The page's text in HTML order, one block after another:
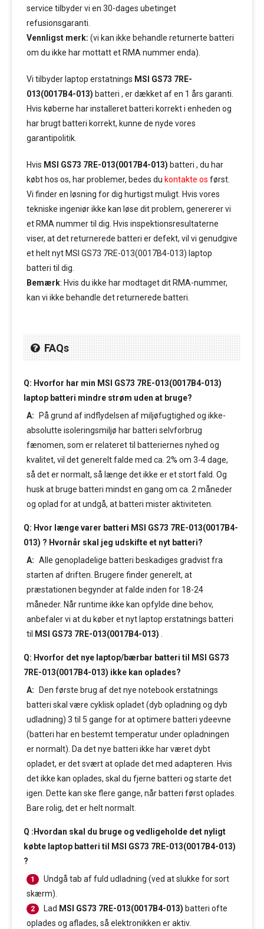
service tilbyder vi en 30-dages ubetinget
refusionsgaranti.
Vennligst merk: (vi kan ikke behandle returnerte batteri
om du ikke har mottatt et RMA nummer enda).
Vi tilbyder laptop erstatnings MSI GS73 7RE-
013(0017B4-013) batteri , er dækket af en 1 års garanti.
Hvis køberne har installeret batteri korrekt i enheden og
har brugt batteri korrekt, kunne de nyde vores
garantipolitik.
Hvis MSI GS73 7RE-013(0017B4-013) batteri , du har
købt hos os, har problemer, bedes du kontakte os først.
Vi finder en løsning for dig hurtigst muligt. Hvis vores
tekniske ingeniør ikke kan løse dit problem, genererer vi
et RMA nummer til dig. Hvis inspektionsresultaterne
viser, at det returnerede batteri er defekt, vil vi genudgive
et helt nyt MSI GS73 7RE-013(0017B4-013) laptop
batteri til dig.
Bemærk: Hvis du ikke har modtaget dit RMA-nummer,
kan vi ikke behandle det returnerede batteri.
FAQs
Q: Hvorfor har min MSI GS73 7RE-013(0017B4-013)
laptop batteri mindre strøm uden at bruge?
A:
På grund af indflydelsen af miljøfugtighed og ikke-
absolutte isoleringsmiljø har batteri selvforbrug
fænomen, som er relateret til batteriernes nyhed og
kvalitet, vil det generelt falde med ca. 2% om 3-4 dage,
så det er normalt, så længe det ikke er et stort fald. Og
husk at bruge batteri mindst en gang om ca. 2 måneder
og oplad for at undgå, at batteri mister aktiviteten.
Q: Hvor længe varer batteri MSI GS73 7RE-013(0017B4-
013) ? Hvornår skal jeg udskifte et nyt batteri?
A: Alle genopladelige batteri beskadiges gradvist fra
starten af driften. Brugere finder generelt, at
præstationen begynder at falde inden for 18-24
måneder. Når runtime ikke kan opfylde dine behov,
anbefaler vi at du køber et nyt laptop erstatnings batteri
til
MSI GS73 7RE-013(0017B4-013)
Q: Hvorfor det nye laptop/bærbar batteri til MSI GS73
7RE-013(0017B4-013) ikke kan oplades?
A:
Den første brug af det nye notebook erstatnings
batteri skal være cyklisk opladet (dyb opladning og dyb
udladning) 3 til 5 gange for at optimere batteri ydeevne
(batteri har en bestemt temperatur under opladningen
er normalt). Da det nye batteri ikke har været dybt
opladet, er det svært at oplade det med adapteren. Hvis
det ikke kan oplades, skal du fjerne batteri og starte det
igen. Dette kan ske flere gange, når batteri først oplades.
Bare rolig, det er helt normalt.
Q :Hvordan skal du bruge og vedligeholde det nyligt
købte laptop batteri til MSI GS73 7RE-013(0017B4-013)
?
1
Undgå tab af fuld udladning (ved at slukke for sort
skærm).
2 Lad MSI GS73 7RE-013(0017B4-013) batteri ofte
oplades og aflades, så elektronikken er aktiv.